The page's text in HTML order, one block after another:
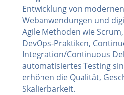
Entwicklung von
Webanwendungen und
Agile Methoden wie
DevOps-Praktiken,
Integration/Continuous
automatisiertes Testing
erhöhen die Qualität,
Skalierbarkeit.